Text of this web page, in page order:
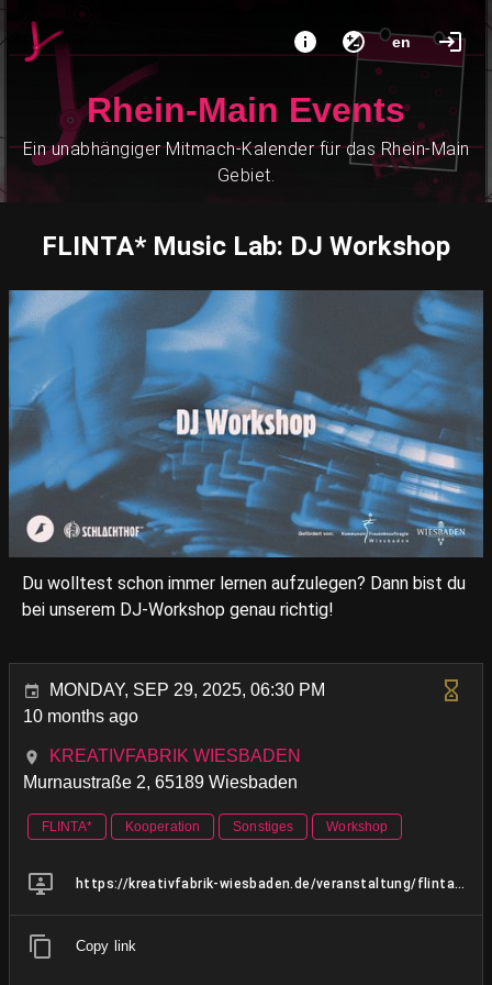
en
Rhein-Main Events
Ein unabhängiger Mitmach-Kalender für das Rhein-Main
Gebiet.
FLINTA* Music Lab: DJ Workshop
Du wolltest schon immer lernen aufzulegen? Dann bist du
bei unserem DJ-Workshop genau richtig!
MONDAY, SEP 29, 2025, 06:30 PM
10 months ago
KREATIVFABRIK WIESBADEN
Murnaustraße 2, 65189 Wiesbaden
FLINTA* Kooperation Sonstiges Workshop
https://kreativfabrik-wiesbaden.de/veranstaltung/flinta-dj-workshop-13/
Copy link